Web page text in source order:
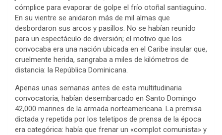
cómplice para evaporar de golpe el frío otoñal santiaguino.
En su vientre se anidaron más de mil almas que
desbordaron sus arcos y pasillos. No se habían reunido
para un espectáculo de diversión; el motivo que los
convocaba era una nación ubicada en el Caribe insular que,
cruelmente herida, sangraba a miles de kilómetros de
distancia: la República Dominicana.
​Apenas unas semanas antes de esta multitudinaria
convocatoria, habían desembarcado en Santo Domingo
42,000 marines de la armada norteamericana. La premisa
dictada y repetida por los teletipos de prensa de la época
era categórica: había que frenar un «complot comunista» y